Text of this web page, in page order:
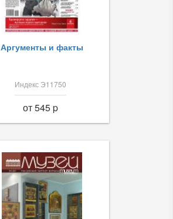
Аргументы и факты
Индекс Э11750
от 545 p